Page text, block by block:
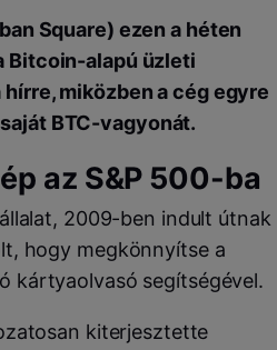
Square) ezen a héten
Bitcoin-alapú üzleti
miközben a cég egyre
BTC-vagyonát.
az S&P 500-ba
2009-ben indult útnak
hogy megkönnyítse a
kártyaolvasó segítségével.
kiterjesztette